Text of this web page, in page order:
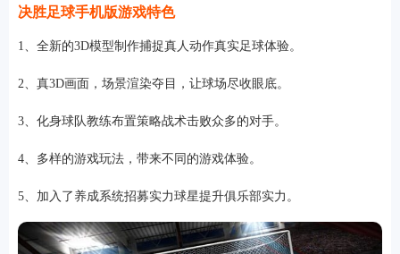
决胜足球手机版游戏特色
1、全新的3D模型制作捕捉真人动作真实足球体验。
2、真3D画面，场景渲染夺目，让球场尽收眼底。
3、化身球队教练布置策略战术击败众多的对手。
4、多样的游戏玩法，带来不同的游戏体验。
5、加入了养成系统招募实力球星提升俱乐部实力。